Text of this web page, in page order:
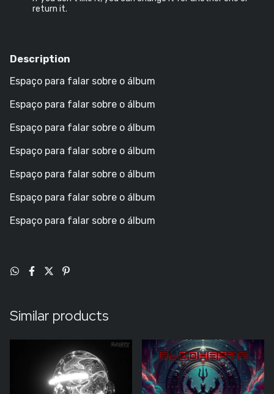
return it.
Description
Espaço para falar sobre o álbum
Espaço para falar sobre o álbum
Espaço para falar sobre o álbum
Espaço para falar sobre o álbum
Espaço para falar sobre o álbum
Espaço para falar sobre o álbum
Espaço para falar sobre o álbum
Similar products